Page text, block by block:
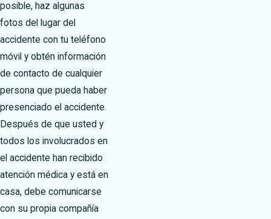
posible, haz algunas
fotos del lugar del
accidente con tu teléfono
móvil y obtén información
de contacto de cualquier
persona que pueda haber
presenciado el accidente.
Después de que usted y
todos los involucrados en
el accidente han recibido
atención médica y está en
casa, debe comunicarse
con su propia compañía